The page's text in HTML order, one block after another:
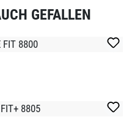
GEFALLEN